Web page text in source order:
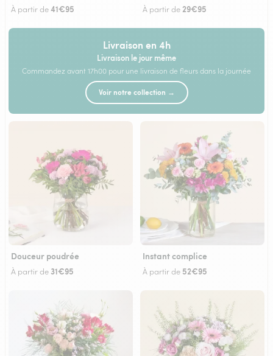
À partir de41€95 À partir de29€95
Livraison en 4h
Livraison le jour même
Commandez avant 17h00 pour une livraison de fleurs dans la journée
Voir notre collection →
Douceur poudrée
À partir de 31€95
Instant complice
À partir de 52€95